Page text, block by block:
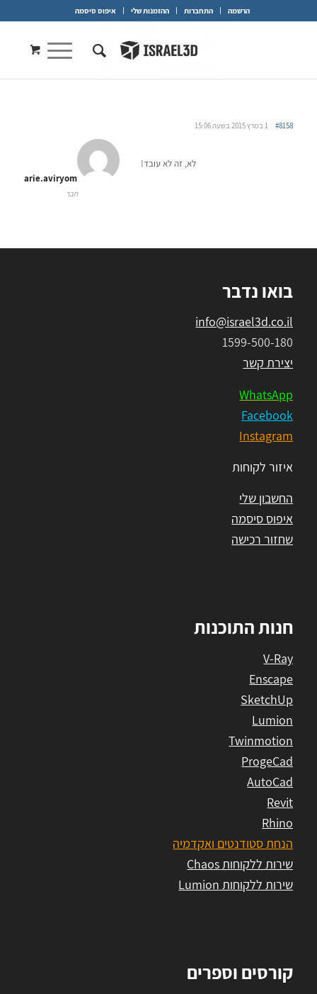
הרשמה התחברות ההזמנות שלי איפוס סיסמה
1 במרץ 2015 בשעה 15:06 #8158
arie.aviryom
חבר
לא, זה לא עובד!
בואו נדבר
info@israel3d.co.il
1599-500-180
יצירת קשר
WhatsApp
Facebook
Instagram
איזור לקוחות
החשבון שלי
איפוס סיסמה
שחזור רכישה
חנות התוכנות
V-Ray
Enscape
SketchUp
Lumion
Twinmotion
ProgeCad
AutoCad
Revit
Rhino
הנחת סטודנטים ואקדמיה
שירות ללקוחות Chaos
שירות ללקוחות Lumion
קורסים וספרים